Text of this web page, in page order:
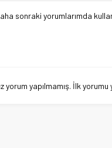
sonraki yorumlarımda
yorum yapılmamış. İlk